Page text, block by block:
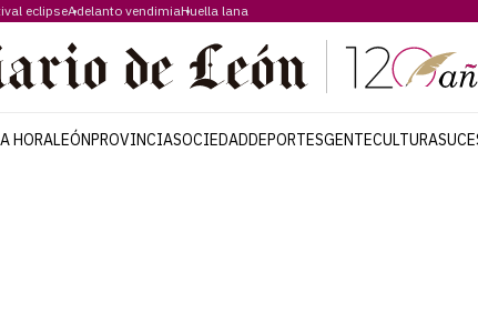
eclipseAdelanto vendimiaHuella lana
HORALEÓNPROVINCIASOCIEDADDEPORTESGENTECULTURA